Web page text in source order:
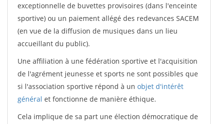
exceptionnelle de buvettes provisoires (dans l'enceinte
sportive) ou un paiement allégé des redevances SACEM
(en vue de la diffusion de musiques dans un lieu
accueillant du public).
Une affiliation à une fédération sportive et l'acquisition
de l'agrément jeunesse et sports ne sont possibles que
si l'association sportive répond à un objet d'intérêt
général et fonctionne de manière éthique.
Cela implique de sa part une élection démocratique de